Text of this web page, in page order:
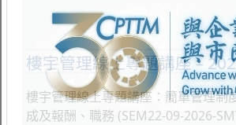
樓宇管理線上專題講座 –
樓宇管理線上專題講座：簡單管理制
成及報酬、職務 (SEM22-09-2026-